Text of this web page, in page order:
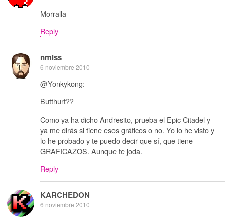
Morralla
Reply
nmlss
6 noviembre 2010
@Yonkykong:
Butthurt??
Como ya ha dicho Andresito, prueba el Epic Citadel y
ya me dirás si tiene esos gráficos o no. Yo lo he visto y
lo he probado y te puedo decir que sí, que tiene
GRAFICAZOS. Aunque te joda.
Reply
KARCHEDON
6 noviembre 2010